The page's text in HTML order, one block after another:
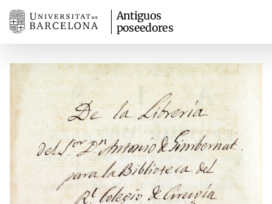
Antiguos
poseedores